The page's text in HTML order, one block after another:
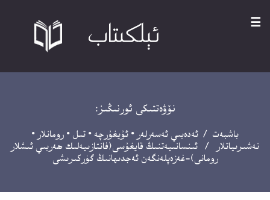
☰
نۆۋەتتىكى ئورنىڭىز:
باشبەت / ئەدەبىي ئەسەرلەر • ئۇيغۇرچە • تىل • رومانلار •
نەشىرىياتلار / ئىنسانىيەتنىڭ قايغۇسى(فانتازىيەلىك ھەربىي ئىشلار
رومانى)-غەزەپلەنگەن ئەجدىھانىڭ گۈركىرىشى